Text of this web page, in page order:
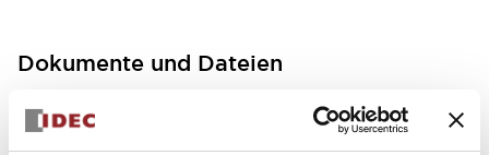
Dokumente und Dateien